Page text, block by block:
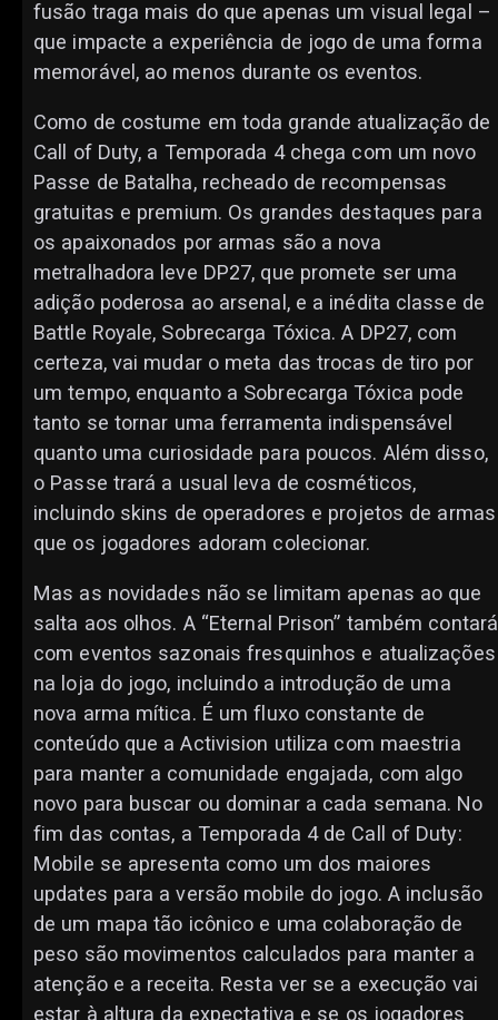
fusão traga mais do que apenas um visual legal –
que impacte a experiência de jogo de uma forma
memorável, ao menos durante os eventos.
Como de costume em toda grande atualização de
Call of Duty, a Temporada 4 chega com um novo
Passe de Batalha, recheado de recompensas
gratuitas e premium. Os grandes destaques para
os apaixonados por armas são a nova
metralhadora leve DP27, que promete ser uma
adição poderosa ao arsenal, e a inédita classe de
Battle Royale, Sobrecarga Tóxica. A DP27, com
certeza, vai mudar o meta das trocas de tiro por
um tempo, enquanto a Sobrecarga Tóxica pode
tanto se tornar uma ferramenta indispensável
quanto uma curiosidade para poucos. Além disso,
o Passe trará a usual leva de cosméticos,
incluindo skins de operadores e projetos de armas
que os jogadores adoram colecionar.
Mas as novidades não se limitam apenas ao que
salta aos olhos. A “Eternal Prison” também contará
com eventos sazonais fresquinhos e atualizações
na loja do jogo, incluindo a introdução de uma
nova arma mítica. É um fluxo constante de
conteúdo que a Activision utiliza com maestria
para manter a comunidade engajada, com algo
novo para buscar ou dominar a cada semana. No
fim das contas, a Temporada 4 de Call of Duty:
Mobile se apresenta como um dos maiores
updates para a versão mobile do jogo. A inclusão
de um mapa tão icônico e uma colaboração de
peso são movimentos calculados para manter a
atenção e a receita. Resta ver se a execução vai
estar à altura da expectativa e se os jogadores